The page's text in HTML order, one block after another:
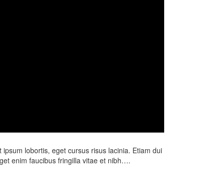
lobortis, eget cursus risus lacinia. Etiam dui
enim faucibus fringilla vitae et nibh….